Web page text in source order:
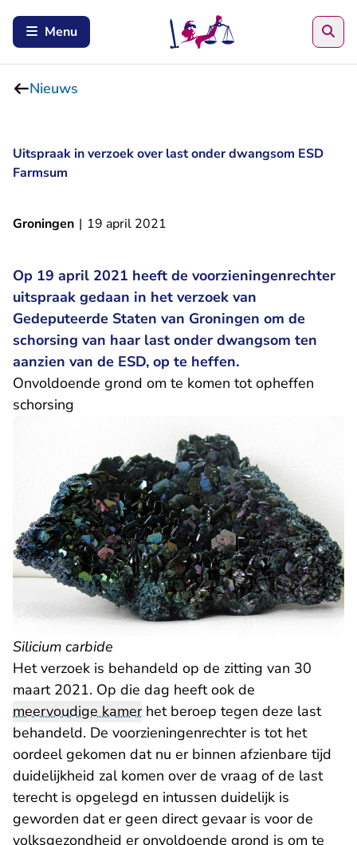
Menu
Nieuws
Uitspraak in verzoek over last onder dwangsom ESD
Farmsum
Groningen | 19 april 2021
Op 19 april 2021 heeft de voorzieningenrechter
uitspraak gedaan in het verzoek van
Gedeputeerde Staten van Groningen om de
schorsing van haar last onder dwangsom ten
aanzien van de ESD, op te heffen.
Onvoldoende grond om te komen tot opheffen
schorsing
Silicium carbide
Het verzoek is behandeld op de zitting van 30
maart 2021. Op die dag heeft ook de
meervoudige kamerhet beroep tegen deze last
behandeld. De voorzieningenrechter is tot het
oordeel gekomen dat nu er binnen afzienbare tijd
duidelijkheid zal komen over de vraag of de last
terecht is opgelegd en intussen duidelijk is
geworden dat er geen direct gevaar is voor de
volksgezondheid er onvoldoende grond is om te